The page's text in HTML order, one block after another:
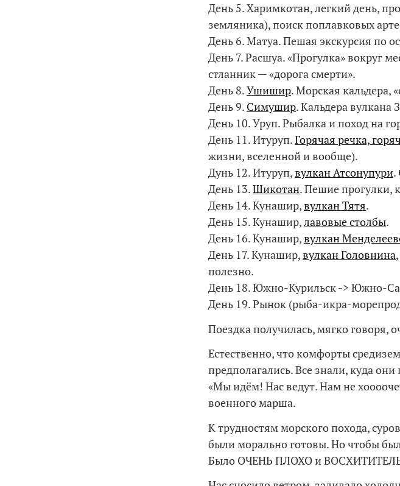
День 5. Харимкотан, легкий день,
земляника), поиск поплавковых
День 6. Матуа. Пешая экскурсия по
День 7. Расшуа. «Прогулка» вокруг
стланник — «дорога смерти».
День 8.Ушишир. Морская кальдера,
День 9. Симушир. Кальдера вулкана
День 10. Уруп. Рыбалка и поход на
День 11. Итуруп.Горячая речка,
жизни, вселенной и вообще).
Дунь 12. Итуруп,вулкан Атсонупури.
День 13.Шикотан. Пешие прогулки,
День 14. Кунашир,вулкан Тятя.
День 15. Кунашир,лавовые столбы.
День 16. Кунашир,вулкан
День 17. Кунашир,вулкан Головнина
полезно.
День 18. Южно-Курильск -> Южно-
День 19. Рынок (рыба-икра-
Поездка получилась, мягко говоря,
Естественно, что комфорты
предполагались. Все знали, куда они
«Мы идём! Нас ведут. Нам не
военного марша.
К трудностям морского похода,
были морально готовы. Но чтобы
Было ОЧЕНЬ ПЛОХО и